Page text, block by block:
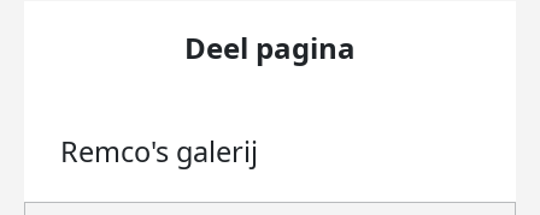
Deel pagina
Remco's galerij